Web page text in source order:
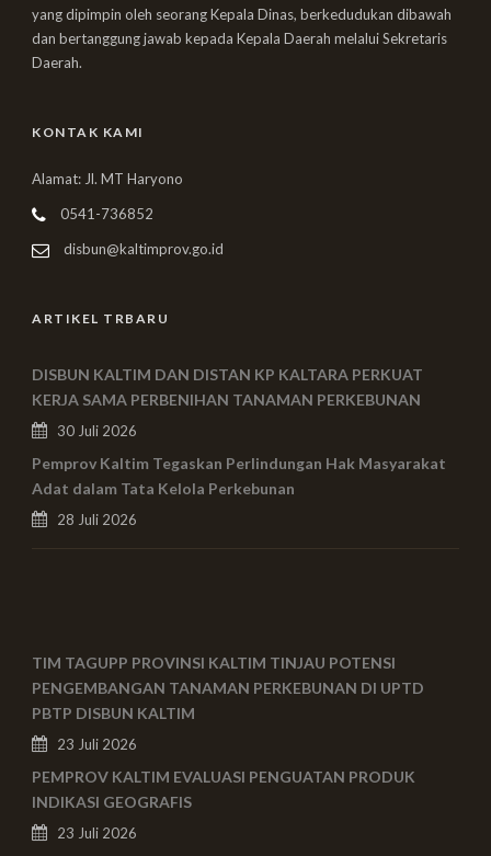
yang dipimpin oleh seorang Kepala Dinas, berkedudukan dibawah
dan bertanggung jawab kepada Kepala Daerah melalui Sekretaris
Daerah.
KONTAK KAMI
Alamat: Jl. MT Haryono
0541-736852
disbun@kaltimprov.go.id
ARTIKEL TRBARU
DISBUN KALTIM DAN DISTAN KP KALTARA PERKUAT
KERJA SAMA PERBENIHAN TANAMAN PERKEBUNAN
30 Juli 2026
Pemprov Kaltim Tegaskan Perlindungan Hak Masyarakat
Adat dalam Tata Kelola Perkebunan
28 Juli 2026
TIM TAGUPP PROVINSI KALTIM TINJAU POTENSI
PENGEMBANGAN TANAMAN PERKEBUNAN DI UPTD
PBTP DISBUN KALTIM
23 Juli 2026
PEMPROV KALTIM EVALUASI PENGUATAN PRODUK
INDIKASI GEOGRAFIS
23 Juli 2026